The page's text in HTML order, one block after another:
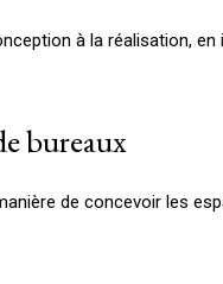
à la réalisation,
bureaux
de concevoir les